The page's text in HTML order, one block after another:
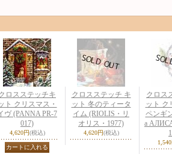
ロスステッチキ
ト クリスマス・
ヴ (PANNA PR-7
017)
4,620円(税込)
クロスステッチ キ
ット 冬のティータ
イム (RIOLIS・リ
オリス・1977)
4,620円(税込)
クロス
ット ク
ペンギ
a